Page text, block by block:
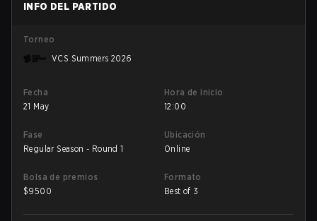
INFO DEL PARTIDO
Torneo
VCS Summers 2026
Fecha
21 May
Hora de inicio
12:00
Fase
Regular Season - Round 1
Ubicación
Online
Bolsa de premios
$9500
Formato
Best of 3